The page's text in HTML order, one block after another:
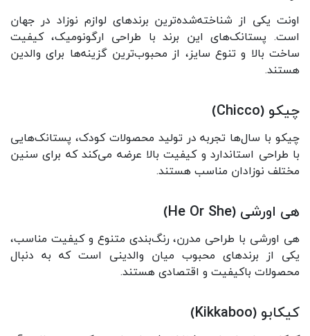
اونت یکی از شناخته‌شده‌ترین برندهای لوازم نوزاد در جهان
است. پستانک‌های این برند با طراحی ارگونومیک، کیفیت
ساخت بالا و تنوع سایز، از محبوب‌ترین گزینه‌ها برای والدین
هستند.
چیکو (Chicco)
چیکو با سال‌ها تجربه در تولید محصولات کودک، پستانک‌هایی
با طراحی استاندارد و کیفیت بالا عرضه می‌کند که برای سنین
مختلف نوزادان مناسب هستند.
هی اورشی (He Or She)
هی اورشی با طراحی مدرن، رنگ‌بندی متنوع و کیفیت مناسب،
یکی از برندهای محبوب میان والدینی است که به دنبال
محصولات باکیفیت و اقتصادی هستند.
کیکابو (Kikkaboo)